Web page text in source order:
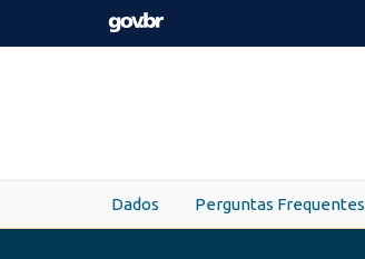
Skip to main content
Dados Perguntas Frequentes